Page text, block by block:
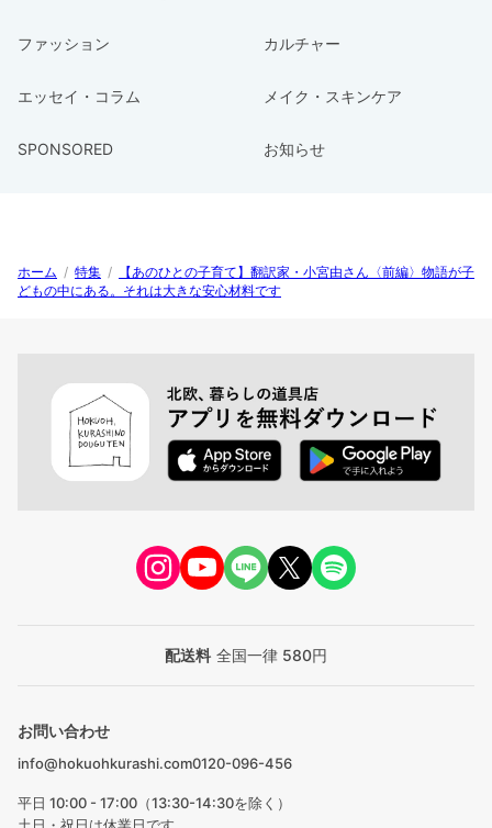
ファッション カルチャー
エッセイ・コラム メイク・スキンケア
SPONSORED お知らせ
ホーム / 特集 /
【あのひとの子育て】翻訳家・小宮由さん〈前編〉物語が子
どもの中にある。それは大きな安心材料です
配送料 全国一律 580円
お問い合わせ
info@hokuohkurashi.com0120-096-456
平日 10:00 - 17:00（13:30-14:30を除く）
土日・祝日は休業日です